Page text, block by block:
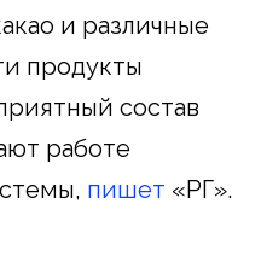
и различные
продукты
состав
работе
пишет «РГ».